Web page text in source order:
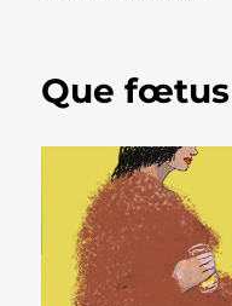
Que fœtus